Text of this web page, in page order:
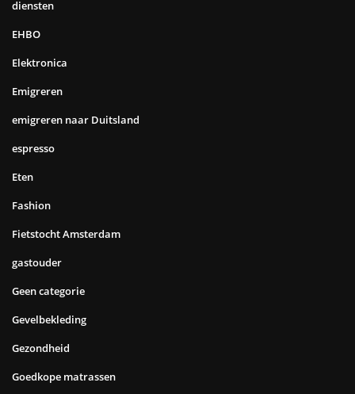
diensten
EHBO
Elektronica
Emigreren
emigreren naar Duitsland
espresso
Eten
Fashion
Fietstocht Amsterdam
gastouder
Geen categorie
Gevelbekleding
Gezondheid
Goedkope matrassen